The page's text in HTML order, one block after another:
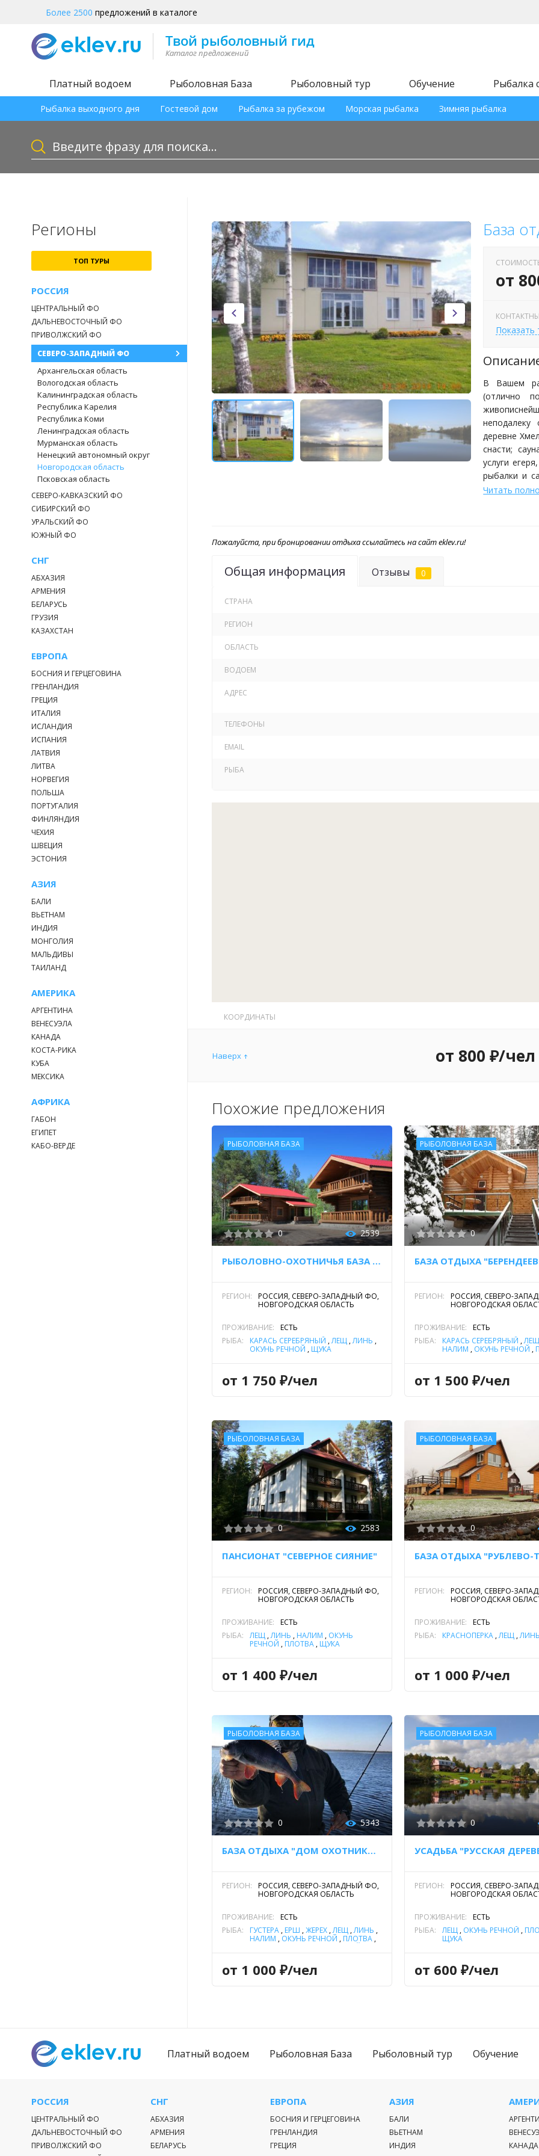
Более 2500 предложений в каталоге
Платный водоем Рыболовная База Рыболовный тур Обучение Рыбалка
Рыбалка выходного дня Гостевой дом Рыбалка за рубежом Морская рыбалка Зимняя рыбалка
Регионы
ТОП ТУРЫ
РОССИЯ
ЦЕНТРАЛЬНЫЙ ФО
ДАЛЬНЕВОСТОЧНЫЙ ФО
ПРИВОЛЖСКИЙ ФО
СЕВЕРО-ЗАПАДНЫЙ ФО
Архангельская область
Вологодская область
Калининградская область
Республика Карелия
Республика Коми
Ленинградская область
Мурманская область
Ненецкий автономный округ
Новгородская область
Псковская область
СЕВЕРО-КАВКАЗСКИЙ ФО
СИБИРСКИЙ ФО
УРАЛЬСКИЙ ФО
ЮЖНЫЙ ФО
СНГ
АБХАЗИЯ
АРМЕНИЯ
БЕЛАРУСЬ
ГРУЗИЯ
КАЗАХСТАН
ЕВРОПА
БОСНИЯ И ГЕРЦЕГОВИНА
ГРЕНЛАНДИЯ
ГРЕЦИЯ
ИТАЛИЯ
ИСЛАНДИЯ
ИСПАНИЯ
ЛАТВИЯ
ЛИТВА
НОРВЕГИЯ
ПОЛЬША
ПОРТУГАЛИЯ
ФИНЛЯНДИЯ
ЧЕХИЯ
ШВЕЦИЯ
ЭСТОНИЯ
АЗИЯ
БАЛИ
ВЬЕТНАМ
ИНДИЯ
МОНГОЛИЯ
МАЛЬДИВЫ
ТАИЛАНД
АМЕРИКА
АРГЕНТИНА
ВЕНЕСУЭЛА
КАНАДА
КОСТА-РИКА
КУБА
МЕКСИКА
АФРИКА
ГАБОН
ЕГИПЕТ
КАБО-ВЕРДЕ
База
от
Показать
В Вашем
(отлично
деревне
снасти;
услуги
рыбалки и
дичи на
поймать
Читать
Пожалуйста, при бронировании отдыха ссылайтесь на сайт eklev.ru!
Общая информация Отзывы 0
СТРАНА
РЕГИОН
ОБЛАСТЬ
ВОДОЕМ
АДРЕС
ТЕЛЕФОНЫ
EMAIL
РЫБА
КООРДИНАТЫ
Наверх от 800 ₽/чел
Похожие предложения
РЫБОЛОВНАЯ БАЗА
0 2539
РЫБОЛОВНО-ОХОТНИЧЬЯ БАЗА "ПРИЮТ ОХОТНИКА"
РЕГИОН:
РОССИЯ, СЕВЕРО-ЗАПАДНЫЙ ФО,
НОВГОРОДСКАЯ ОБЛАСТЬ
ПРОЖИВАНИЕ:
ЕСТЬ
РЫБА:
КАРАСЬ СЕРЕБРЯНЫЙ ,ЛЕЩ ,ЛИНЬ ,
ОКУНЬ РЕЧНОЙ , ЩУКА
от 1 750 ₽/чел
РЫБОЛОВНАЯ БАЗА
0
РЕГИОН:
РОССИЯ, СЕВЕРО-
НОВГОРОДСКАЯ
ПРОЖИВАНИЕ:
ЕСТЬ
РЫБА:
КАРАСЬ СЕРЕБРЯНЫЙ ,ЛЕЩ
НАЛИМ , ОКУНЬ РЕЧНОЙ ,
от 1 500 ₽/чел
РЫБОЛОВНАЯ БАЗА
0 2583
ПАНСИОНАТ "СЕВЕРНОЕ СИЯНИЕ"
РЕГИОН:
РОССИЯ, СЕВЕРО-ЗАПАДНЫЙ ФО,
НОВГОРОДСКАЯ ОБЛАСТЬ
ПРОЖИВАНИЕ:
ЕСТЬ
РЫБА:
ЛЕЩ ,ЛИНЬ , НАЛИМ , ОКУНЬ
РЕЧНОЙ , ПЛОТВА , ЩУКА
от 1 400 ₽/чел
РЫБОЛОВНАЯ БАЗА
0
РЕГИОН:
РОССИЯ, СЕВЕРО-
НОВГОРОДСКАЯ
ПРОЖИВАНИЕ:
ЕСТЬ
РЫБА:
КРАСНОПЕРКА,ЛЕЩ,ЛИНЬ
от 1 000 ₽/чел
РЫБОЛОВНАЯ БАЗА
0 5343
БАЗА ОТДЫХА "ДОМ ОХОТНИКА И РЫБАКА"
РЕГИОН:
РОССИЯ, СЕВЕРО-ЗАПАДНЫЙ ФО,
НОВГОРОДСКАЯ ОБЛАСТЬ
ПРОЖИВАНИЕ:
ЕСТЬ
РЫБА:
ГУСТЕРА , ЁРШ ,ЖЕРЕХ ,ЛЕЩ ,ЛИНЬ ,
НАЛИМ , ОКУНЬ РЕЧНОЙ , ПЛОТВА ,
УКЛЕЙКА ,ЧЕХОНЬ
от 1 000 ₽/чел
РЫБОЛОВНАЯ БАЗА
0
УСАДЬБА "РУССКАЯ
РЕГИОН:
РОССИЯ, СЕВЕРО-
НОВГОРОДСКАЯ
ПРОЖИВАНИЕ:
ЕСТЬ
РЫБА:
ЛЕЩ, ОКУНЬ РЕЧНОЙ ,
ЩУКА
от 600 ₽/чел
Платный водоем Рыболовная База Рыболовный тур Обучение
РОССИЯ
ЦЕНТРАЛЬНЫЙ ФО
ДАЛЬНЕВОСТОЧНЫЙ ФО
ПРИВОЛЖСКИЙ ФО
СНГ
АБХАЗИЯ
АРМЕНИЯ
БЕЛАРУСЬ
ЕВРОПА
БОСНИЯ И ГЕРЦЕГОВИНА
ГРЕНЛАНДИЯ
ГРЕЦИЯ
АЗИЯ
БАЛИ
ВЬЕТНАМ
ИНДИЯ
КАНАДА